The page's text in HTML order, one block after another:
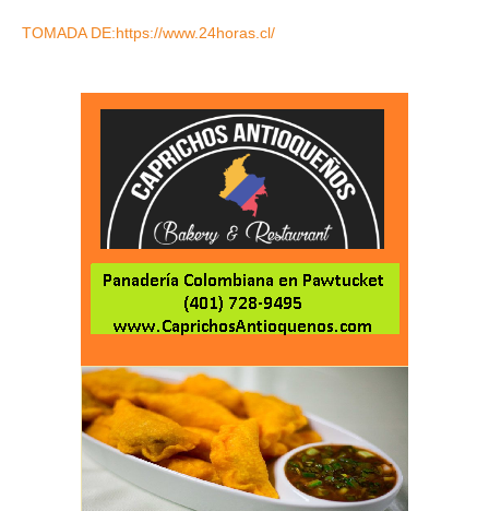
TOMADA DE:https://www.24horas.cl/